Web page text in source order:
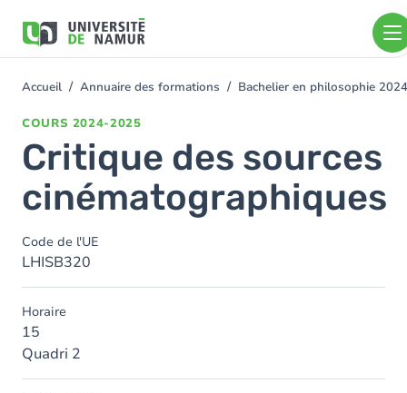
contenu
You
Accueil Annuaire des formations Bachelier en philosophie
COURS 2024-2025
Critique des sources
cinématographiques
Code de l'UE
LHISB320
Horaire
15
Quadri 2